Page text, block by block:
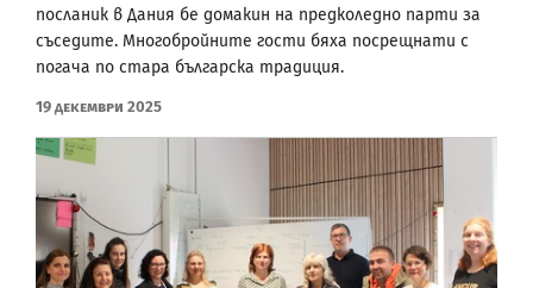
посланик в Дания бе домакин на предколедно парти за
съседите. Многобройните гости бяха посрещнати с
погача по стара българска традиция.
19 Декември 2025